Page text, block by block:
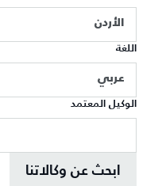
الأردن
اللغة
عربي
الوكيل المعتمد
ابحث عن وكالاتنا